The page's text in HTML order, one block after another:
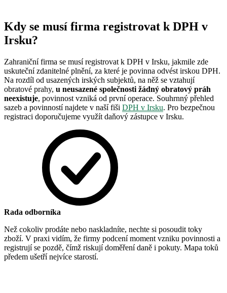
Kdy se musí firma registrovat k DPH v
Irsku?
Zahraniční firma se musí registrovat k DPH v Irsku, jakmile zde
uskuteční zdanitelné plnění, za které je povinna odvést irskou DPH.
Na rozdíl od usazených irských subjektů, na něž se vztahují
obratové prahy, u neusazené společnosti žádný obratový práh
neexistuje, povinnost vzniká od první operace. Souhrnný přehled
sazeb a povinností najdete v naší fiši DPH v Irsku. Pro bezpečnou
registraci doporučujeme využít daňový zástupce v Irsku.
Rada odborníka
Než cokoliv prodáte nebo naskladníte, nechte si posoudit toky
zboží. V praxi vidím, že firmy podcení moment vzniku povinnosti a
registrují se pozdě, čímž riskují doměření daně i pokuty. Mapa toků
předem ušetří nejvíce starostí.